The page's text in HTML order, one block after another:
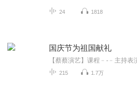
24 1818
国庆节为祖国献礼
215 1.7万